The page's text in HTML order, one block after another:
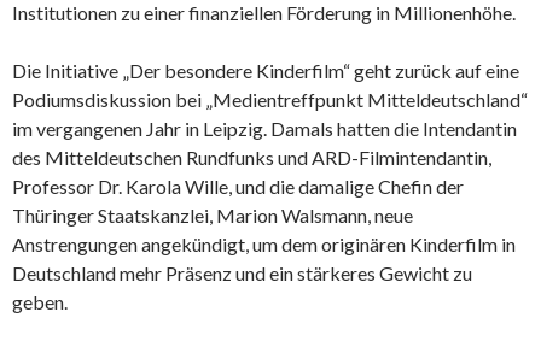
Institutionen zu einer finanziellen Förderung in Millionenhöhe.
Die Initiative „Der besondere Kinderfilm“ geht zurück auf eine
Podiumsdiskussion bei „Medientreffpunkt Mitteldeutschland“
im vergangenen Jahr in Leipzig. Damals hatten die Intendantin
des Mitteldeutschen Rundfunks und ARD-Filmintendantin,
Professor Dr. Karola Wille, und die damalige Chefin der
Thüringer Staatskanzlei, Marion Walsmann, neue
Anstrengungen angekündigt, um dem originären Kinderfilm in
Deutschland mehr Präsenz und ein stärkeres Gewicht zu
geben.